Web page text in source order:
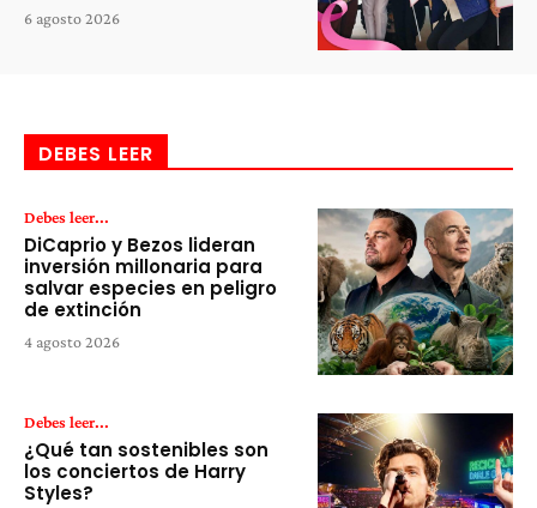
6 agosto 2026
DEBES LEER
Debes leer...
DiCaprio y Bezos lideran
inversión millonaria para
salvar especies en peligro
de extinción
4 agosto 2026
Debes leer...
¿Qué tan sostenibles son
los conciertos de Harry
Styles?